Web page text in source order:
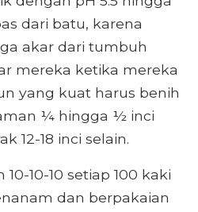
dari batu, karena
akar dari tumbuh
mereka ketika mereka
yang kuat harus benih
¼ hingga ½ inci
12-18 inci selain.
10-10 setiap 100 kaki
dan berpakaian